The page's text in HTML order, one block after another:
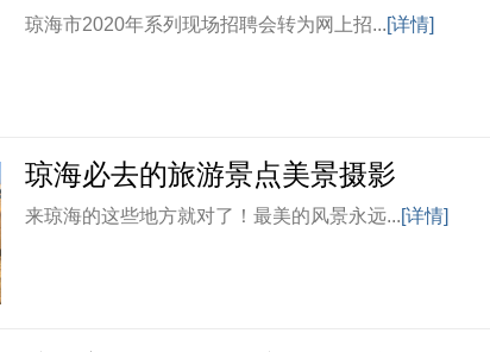
琼海市2020年系列现场招聘会转为网上招...[详情]
琼海必去的旅游景点美景摄影
来琼海的这些地方就对了！最美的风景永远...[详情]